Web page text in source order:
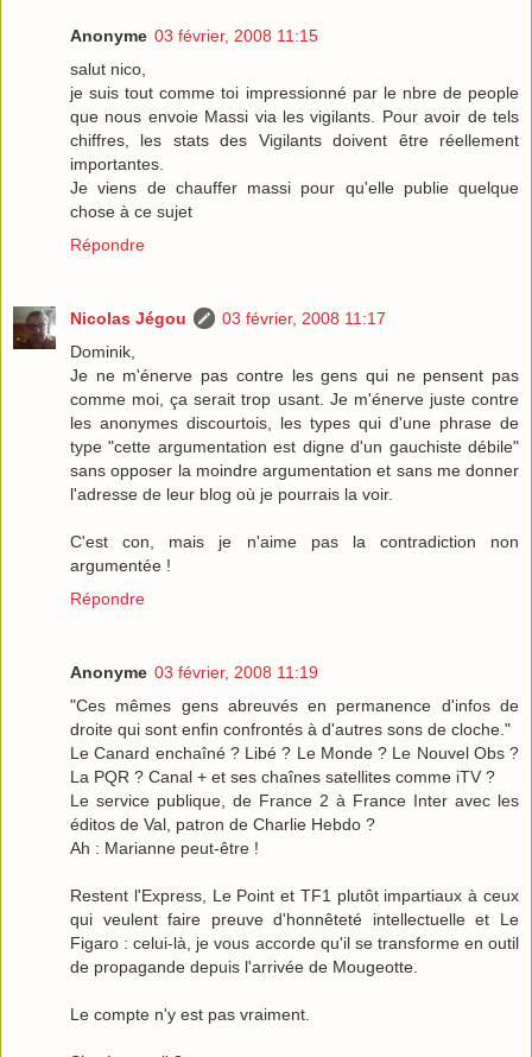
Anonyme 03 février, 2008 11:15
salut nico,
je suis tout comme toi impressionné par le nbre de people
que nous envoie Massi via les vigilants. Pour avoir de tels
chiffres, les stats des Vigilants doivent être réellement
importantes.
Je viens de chauffer massi pour qu'elle publie quelque
chose à ce sujet
Répondre
Nicolas Jégou
03 février, 2008 11:17
Dominik,
Je ne m'énerve pas contre les gens qui ne pensent pas
comme moi, ça serait trop usant. Je m'énerve juste contre
les anonymes discourtois, les types qui d'une phrase de
type "cette argumentation est digne d'un gauchiste débile"
sans opposer la moindre argumentation et sans me donner
l'adresse de leur blog où je pourrais la voir.
C'est con, mais je n'aime pas la contradiction non
argumentée !
Répondre
Anonyme 03 février, 2008 11:19
"Ces mêmes gens abreuvés en permanence d'infos de
droite qui sont enfin confrontés à d'autres sons de cloche."
Le Canard enchaîné ? Libé ? Le Monde ? Le Nouvel Obs ?
La PQR ? Canal + et ses chaînes satellites comme iTV ?
Le service publique, de France 2 à France Inter avec les
éditos de Val, patron de Charlie Hebdo ?
Ah : Marianne peut-être !
Restent l'Express, Le Point et TF1 plutôt impartiaux à ceux
qui veulent faire preuve d'honnêteté intellectuelle et Le
Figaro : celui-là, je vous accorde qu'il se transforme en outil
de propagande depuis l'arrivée de Mougeotte.
Le compte n'y est pas vraiment.